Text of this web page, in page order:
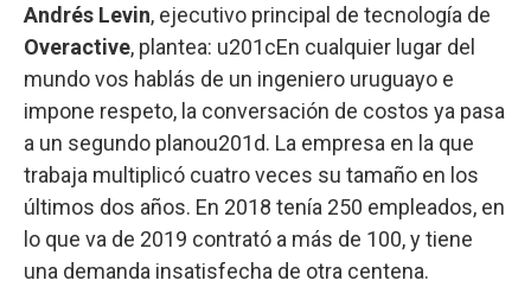
Andrés Levin, ejecutivo principal de tecnología de
Overactive, plantea: u201cEn cualquier lugar del
mundo vos hablás de un ingeniero uruguayo e
impone respeto, la conversación de costos ya pasa
a un segundo planou201d. La empresa en la que
trabaja multiplicó cuatro veces su tamaño en los
últimos dos años. En 2018 tenía 250 empleados, en
lo que va de 2019 contrató a más de 100, y tiene
una demanda insatisfecha de otra centena.